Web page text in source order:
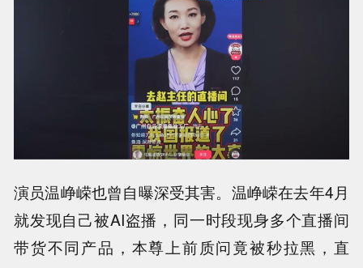
演员温峥嵘也曾自曝深受其害。温峥嵘在去年4月
就发现自己被AI盗播，同一时段现身多个直播间
带货不同产品，本尊上前质问竟被秒拉黑，直